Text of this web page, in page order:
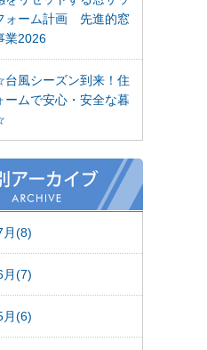
ォーム計画 先進的窓
業2026
風シーズン到来！住
ームで安心・安全な暮
月(8)
月(7)
月(6)